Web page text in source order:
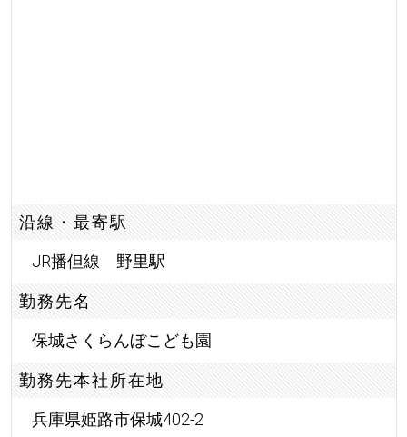
沿線・最寄駅
JR播但線 野里駅
勤務先名
保城さくらんぼこども園
勤務先本社所在地
兵庫県姫路市保城402-2